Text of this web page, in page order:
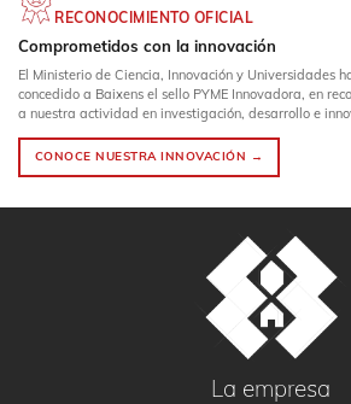
RECONOCIMIENTO OFICIAL
Comprometidos con la innovación
El Ministerio de Ciencia, Innovación y Universidades
concedido a Baixens el sello PYME Innovadora, en
a nuestra actividad en investigación, desarrollo e
CONOCE NUESTRA INNOVACIÓN →
La empresa